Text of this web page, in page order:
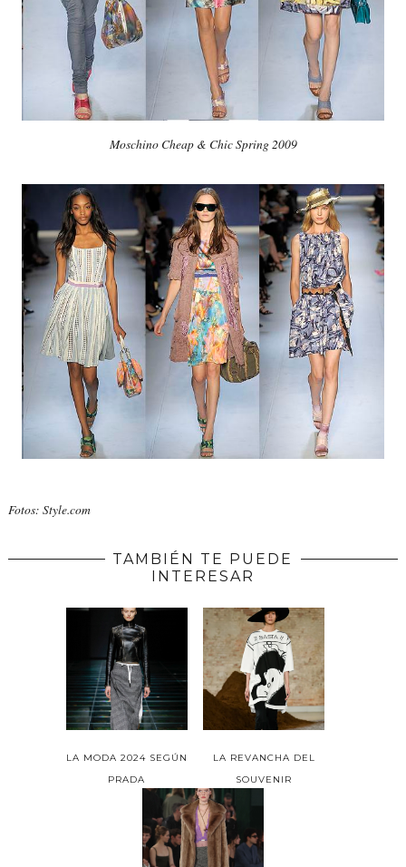
Moschino Cheap & Chic Spring 2009
Fotos: Style.com
TAMBIÉN TE PUEDE
INTERESAR
LA MODA 2024 SEGÚN
PRADA
LA REVANCHA DEL
SOUVENIR